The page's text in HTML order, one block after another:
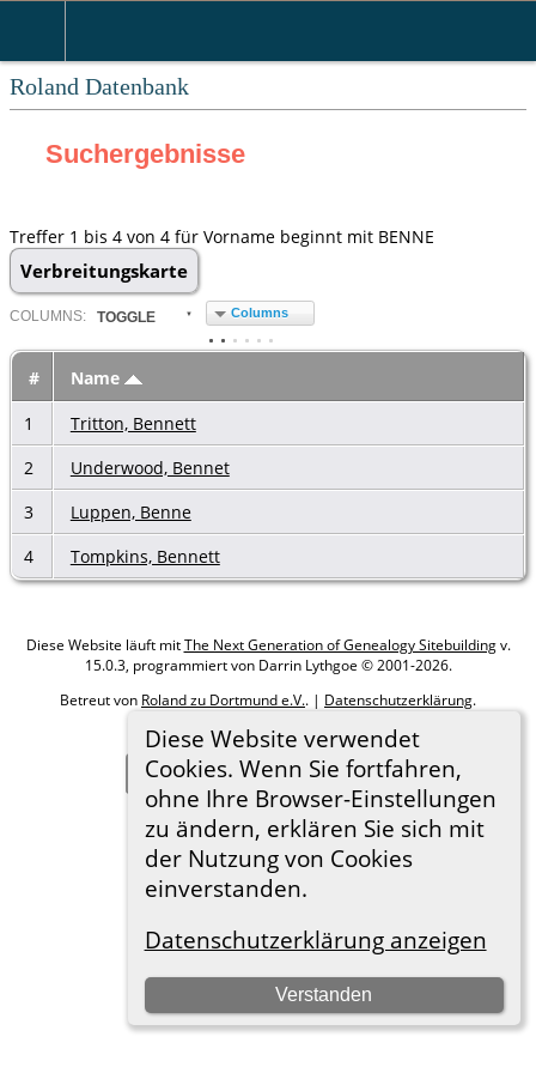
Roland Datenbank
Diese Website verwendet
Cookies. Wenn Sie fortfahren,
ohne Ihre Browser-Einstellungen
zu ändern, erklären Sie sich mit
der Nutzung von Cookies
einverstanden.
Datenschutzerklärung anzeigen
Verstanden
Suchergebnisse
Treffer 1 bis 4 von 4 für Vorname beginnt mit BENNE
Verbreitungskarte
COLUMN S: TOGGLE Columns
#
Name
1
Tritton, Bennett
2
Underwood, Bennet
3
Luppen, Benne
4
Tompkins, Bennett
Diese Website läuft mitThe Next Generation of Genealogy Sitebuildingv.
15.0.3, programmiert von Darrin Lythgoe © 2001-2026.
Betreut von Roland zu Dortmund e.V.. | Datenschutzerklärung.
Hier geht es zum Impressum
Zur Desktop-Webseite wechseln